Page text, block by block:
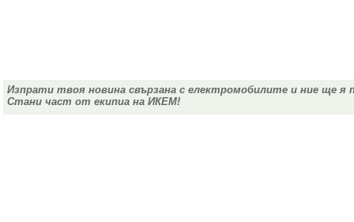
Изпрати твоя новина свързана с електромобилите и ние ще я
Стани част от екипиа на ИКЕМ!